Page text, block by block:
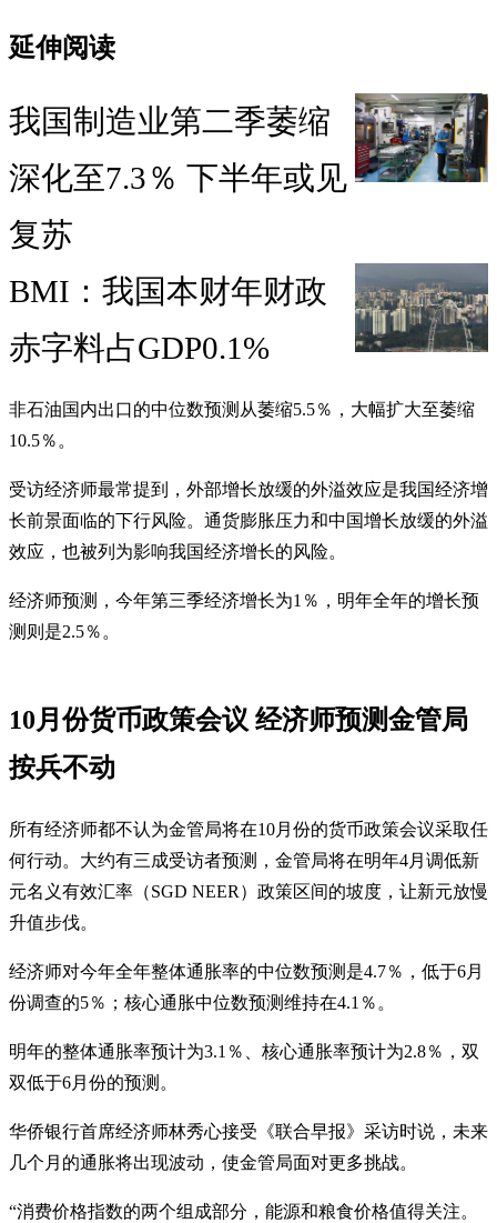
延伸阅读
我国制造业第二季萎缩
深化至7.3％ 下半年或见
复苏
BMI：我国本财年财政
赤字料占GDP0.1%
非石油国内出口的中位数预测从萎缩5.5％，大幅扩大至萎缩
10.5％。
受访经济师最常提到，外部增长放缓的外溢效应是我国经济增
长前景面临的下行风险。通货膨胀压力和中国增长放缓的外溢
效应，也被列为影响我国经济增长的风险。
经济师预测，今年第三季经济增长为1％，明年全年的增长预
测则是2.5％。
10月份货币政策会议 经济师预测金管局
按兵不动
所有经济师都不认为金管局将在10月份的货币政策会议采取任
何行动。大约有三成受访者预测，金管局将在明年4月调低新
元名义有效汇率（SGD NEER）政策区间的坡度，让新元放慢
升值步伐。
经济师对今年全年整体通胀率的中位数预测是4.7％，低于6月
份调查的5％；核心通胀中位数预测维持在4.1％。
明年的整体通胀率预计为3.1％、核心通胀率预计为2.8％，双
双低于6月份的预测。
华侨银行首席经济师林秀心接受《联合早报》采访时说，未来
几个月的通胀将出现波动，使金管局面对更多挑战。
“消费价格指数的两个组成部分，能源和粮食价格值得关注。